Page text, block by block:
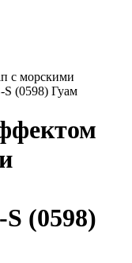
с морскими
S (0598) Гуам
(0598)